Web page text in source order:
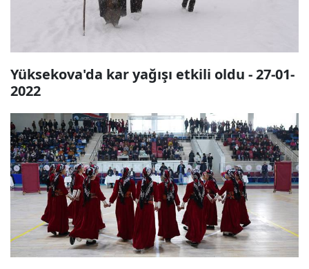
Yüksekova'da kar yağışı etkili oldu - 27-01-
2022